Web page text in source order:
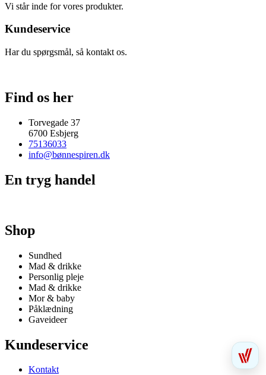
Vi står inde for vores produkter.
Kundeservice
Har du spørgsmål, så kontakt os.
Find os her
Torvegade 37
6700 Esbjerg
75136033
info@bønnespiren.dk
En tryg handel
Shop
Sundhed
Mad & drikke
Personlig pleje
Mad & drikke
Mor & baby
Påklædning
Gaveideer
Kundeservice
Kontakt